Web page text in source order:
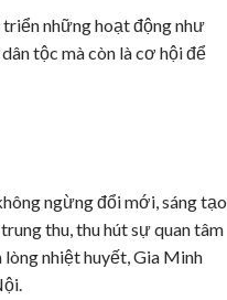
triển những hoạt động như
tộc mà còn là cơ hội để
ngừng đổi mới, sáng tạo
thu, thu hút sự quan tâm
lòng nhiệt huyết, Gia Minh